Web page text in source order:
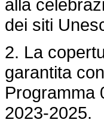
alla
dei siti
2. La
garantita
Programma
2023-2025.